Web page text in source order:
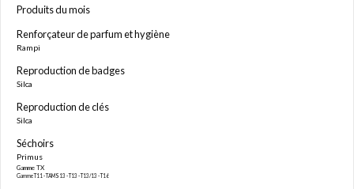
Produits du mois
Renforçateur de parfum et hygiène
Rampi
Reproduction de badges
Silca
Reproduction de clés
Silca
Séchoirs
Primus
Gamme TX
Gamme T11 - TAMS13 - T13 - T13/13 - T16